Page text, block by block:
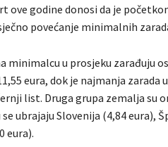
ove godine donosi da je
povećanje minimalnih
minimalcu u prosjeku zarađuju
eura, dok je najmanja zarada
list. Druga grupa zemalja su
ubrajaju Slovenija (4,84 eura),
eura).